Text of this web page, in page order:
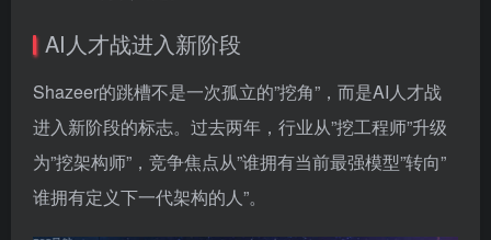
AI人才战进入新阶段
Shazeer的跳槽不是一次孤立的”挖角”，而是AI人才战
进入新阶段的标志。过去两年，行业从”挖工程师”升级
为”挖架构师”，竞争焦点从”谁拥有当前最强模型”转向”
谁拥有定义下一代架构的人”。